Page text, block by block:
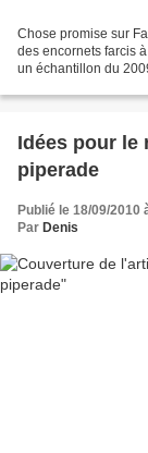
Chose promise sur
des encornets farcis
un échantillon du
Idées pour le
piperade
Publié le 18/09/2010
Par Denis